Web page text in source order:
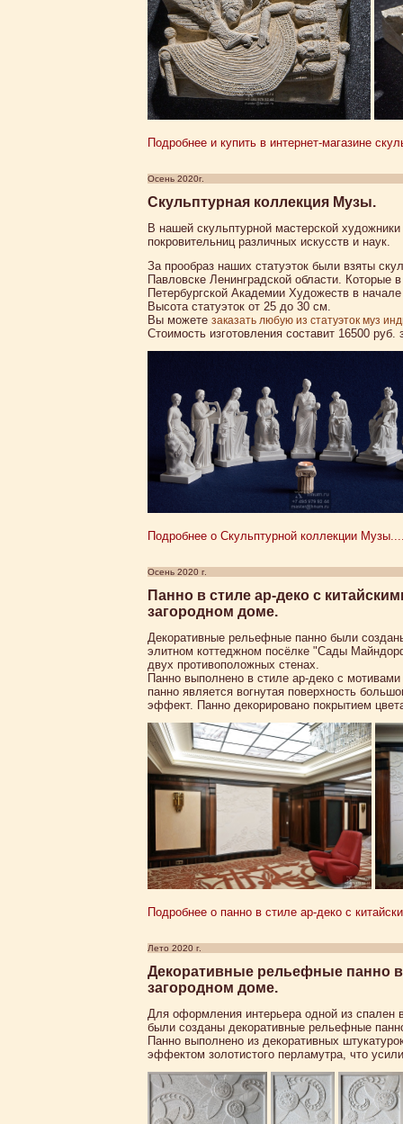
Подробнее и купить в интернет-
Осень 2020г.
Скульптурная коллекция Музы.
В нашей скульптурной мастерской
покровительниц различных искусств и наук.
За прообраз наших статуэток были взяты
Павловске Ленинградской области.
Петербургской Академии Художеств в
Высота статуэток от 25 до 30 см.
Вы можете заказать любую из статуэток муз
Стоимость изготовления составит 16500 руб.
Подробнее о Скульптурной коллекции
Осень 2020 г.
Панно в стиле ар-деко с
загородном доме.
Декоративные рельефные панно были
элитном коттеджном посёлке "Сады
двух противоположных стенах.
Панно выполнено в стиле ар-деко с
панно является вогнутая поверхность
эффект. Панно декорировано покрытием
Подробнее о панно в стиле ар-деко с
Лето 2020 г.
Декоративные рельефные панно
загородном доме.
Для оформления интерьера одной из
были созданы декоративные рельефные
Панно выполнено из декоративных
эффектом золотистого перламутра, что